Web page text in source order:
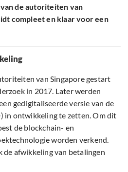
de autoriteiten van
compleet en klaar voor een
van Singapore gestart
in 2017. Later werden
gedigitaliseerde versie van de
in ontwikkeling te zetten. Om dit
de blockchain- en
worden verkend.
de afwikkeling van betalingen